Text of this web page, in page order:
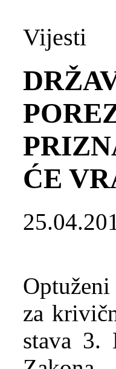
Vijesti
ĆE
za
stava 3.